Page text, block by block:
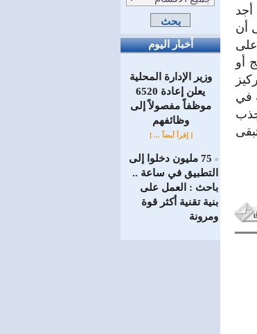
أخبار اليوم
وزير الإدارة المحلية
يعلن إعادة 6520
موظفاً مفصولاً إلى
‏وظائفهم
[ إقرأ أيضاً ... ]
=
75 مليون دخلوا إلى
التطبيق في ساعة ..
باحث : العمل على
بنية تقنية أكثر قوة
ومرونة
أن
أو
في